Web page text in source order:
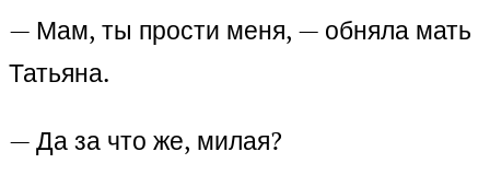
— Мам, ты прости меня, — обняла мать
Татьяна.
— Да за что же, милая?